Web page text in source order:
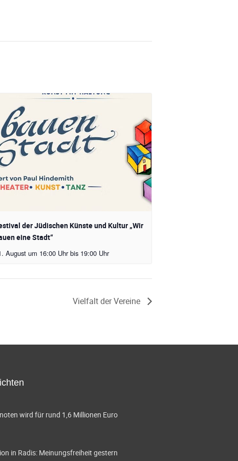
der Jüdischen Künste und Kultur „Wir
eine Stadt“
August um 16:00 Uhr bis 19:00 Uhr
Vielfalt der Vereine
wird für rund 1,6 Millionen Euro
in Radis: Meinungsfreiheit gestern